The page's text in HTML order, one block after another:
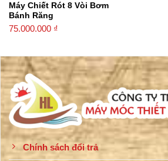
Máy Chiết Rót 8 Vòi Bơm
Bánh Răng
75.000.000 ₫
Chính sách đổi trả